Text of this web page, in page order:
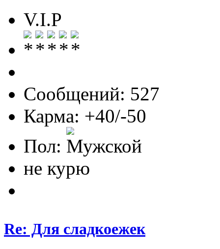
V.I.P
Сообщений: 527
Карма: +40/-50
Пол:
не курю
Re: Для сладкоежек